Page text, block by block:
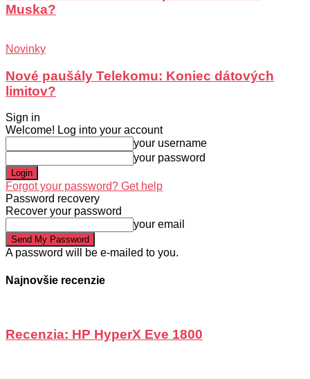
Muska?
Novinky
Nové paušály Telekomu: Koniec dátových
limitov?
Sign in
Welcome! Log into your account
your username
your password
Forgot your password? Get help
Password recovery
Recover your password
your email
A password will be e-mailed to you.
Najnovšie recenzie
Recenzia: HP HyperX Eve 1800